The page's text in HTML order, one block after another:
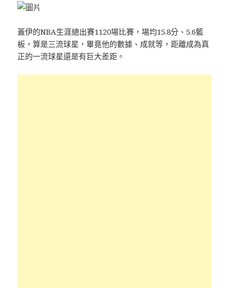
蓋伊的NBA生涯總出賽1120場比賽，場均15.8分、5.6籃
板，算是三流球星，畢竟他的數據、成就等，距離成為真
正的一流球星還是有巨大差距。